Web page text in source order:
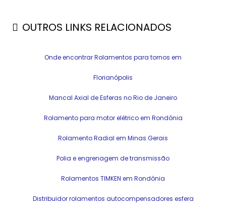
OUTROS LINKS RELACIONADOS
Onde encontrar Rolamentos para tornos em
Florianópolis
Mancal Axial de Esferas no Rio de Janeiro
Rolamento para motor elétrico em Rondônia
Rolamento Radial em Minas Gerais
Polia e engrenagem de transmissão
Rolamentos TIMKEN em Rondônia
Distribuidor rolamentos autocompensadores esfera